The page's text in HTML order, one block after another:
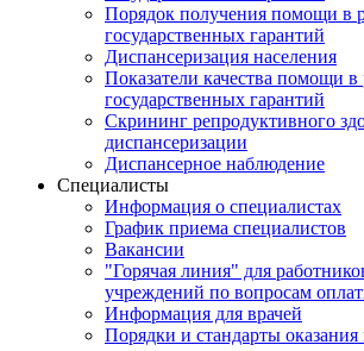
Порядок получения помощи в
государственных гарантий
Диспансеризация населения
Показатели качества помощи
государственных гарантий
Скрининг репродуктивного
диспансеризации
Диспансерное наблюдение
Специалисты
Информация о специалистах
График приема специалистов
Вакансии
"Горячая линия" для
учреждений по вопросам
Информация для врачей
Порядки и стандарты